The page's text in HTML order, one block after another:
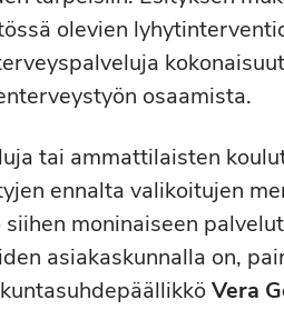
olevien
osaamista.
tai ammattilaisten
ennalta valikoitujen
moninaiseen
asiakaskunnalla on,
Vera